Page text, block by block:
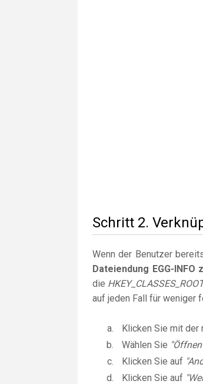
Schritt 2.
Wenn der Benutzer
Dateiendung EGG-INFO
die
auf jeden Fall für weniger
Klicken Sie mit der
Wählen Sie
Klicken Sie auf
Klicken Sie auf